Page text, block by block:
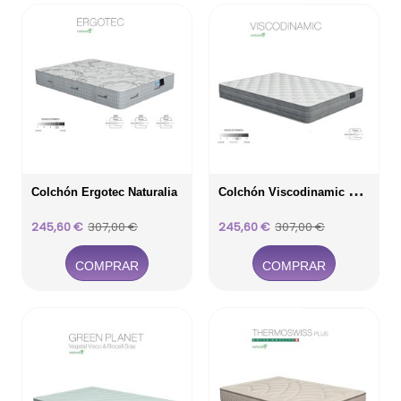
Colchón Ergotec Naturalia
Precio
245,60 €Precio
base
307,00 €
COMPRAR
C
Olchón Viscodinamic Naturalia
Precio
245,60 €Precio
base
307,00 €
COMPRAR